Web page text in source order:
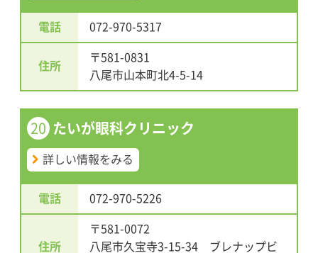
電話 072-970-5317
住所
〒581-0831
八尾市山本町北4-5-14
20 たいが眼科クリニック
詳しい情報をみる
電話 072-970-5226
住所
〒581-0072
八尾市久宝寺3-15-34 ブレナップビ